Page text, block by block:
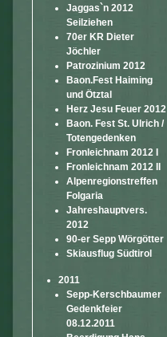
Jaggas`n 2012
Seilziehen
70er KR Dieter
Jöchler
Patrozinium 2012
Baon.Fest Haiming
und Ötztal
Herz Jesu Feuer 2012
Baon. Fest St. Ulrich /
Totengedenken
Fronleichnam 2012 I
Fronleichnam 2012 II
Alpenregionstreffen
Folgaria
Jahreshauptvers.
2012
90-er Sepp Wörgötter
Skiausflug Südtirol
2011
Sepp-Kerschbaumer
Gedenkfeier
08.12.2011